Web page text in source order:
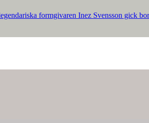
formgivaren Inez Svensson gick